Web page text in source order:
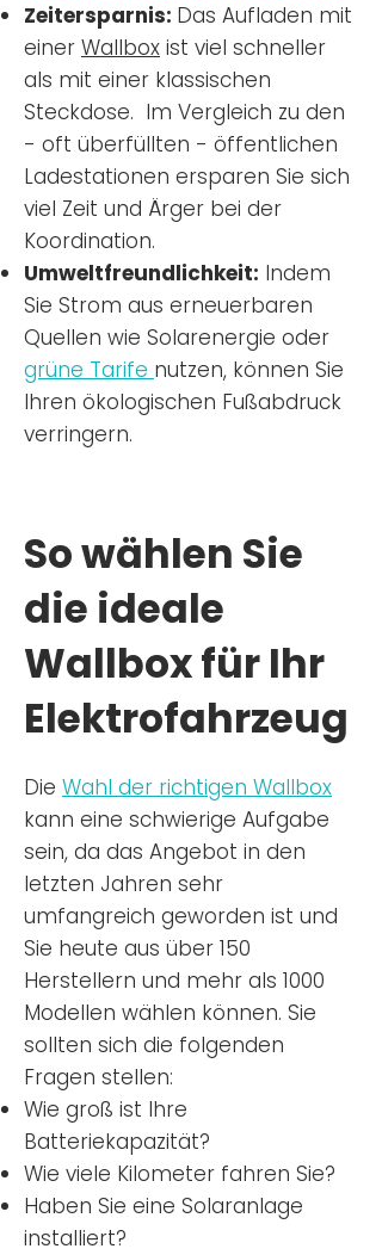
Zeitersparnis: Das Aufladen mit
einer Wallbox ist viel schneller
als mit einer klassischen
Steckdose. Im Vergleich zu den
- oft überfüllten - öffentlichen
Ladestationen ersparen Sie sich
viel Zeit und Ärger bei der
Koordination.
Umweltfreundlichkeit: Indem
Sie Strom aus erneuerbaren
Quellen wie Solarenergie oder
grüne Tarife nutzen, können Sie
Ihren ökologischen Fußabdruck
verringern.
So wählen Sie
die ideale
Wallbox für Ihr
Elektrofahrzeug
Die Wahl der richtigen Wallbox
kann eine schwierige Aufgabe
sein, da das Angebot in den
letzten Jahren sehr
umfangreich geworden ist und
Sie heute aus über 150
Herstellern und mehr als 1000
Modellen wählen können. Sie
sollten sich die folgenden
Fragen stellen:
Wie groß ist Ihre
Batteriekapazität?
Wie viele Kilometer fahren Sie?
Haben Sie eine Solaranlage
installiert?